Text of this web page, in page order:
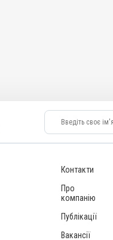
Контакти
Про
компанію
Публікації
Вакансії